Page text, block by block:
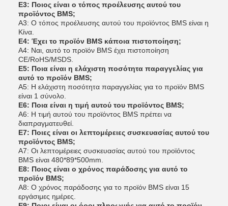
Ε3: Ποιος είναι ο τόπος προέλευσης αυτού του
προϊόντος BMS;
Α3: Ο τόπος προέλευσης αυτού του προϊόντος BMS είναι η
Κίνα.
Ε4: Έχει το προϊόν BMS κάποια πιστοποίηση;
Α4: Ναι, αυτό το προϊόν BMS έχει πιστοποίηση
CE/RoHS/MSDS.
Ε5: Ποια είναι η ελάχιστη ποσότητα παραγγελίας για
αυτό το προϊόν BMS;
Α5: Η ελάχιστη ποσότητα παραγγελίας για το προϊόν BMS
είναι 1 σύνολο.
Ε6: Ποια είναι η τιμή αυτού του προϊόντος BMS;
Α6: Η τιμή αυτού του προϊόντος BMS πρέπει να
διαπραγματευθεί.
Ε7: Ποιες είναι οι λεπτομέρειες συσκευασίας αυτού του
προϊόντος BMS;
Α7: Οι λεπτομέρειες συσκευασίας αυτού του προϊόντος
BMS είναι 480*89*500mm.
Ε8: Ποιος είναι ο χρόνος παράδοσης για αυτό το
προϊόν BMS;
Α8: Ο χρόνος παράδοσης για το προϊόν BMS είναι 15
εργάσιμες ημέρες.